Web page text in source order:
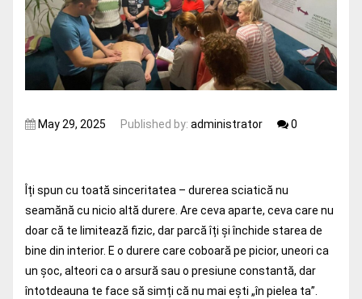
May 29, 2025 Published by: administrator 0
Îți spun cu toată sinceritatea – durerea sciatică nu
seamănă cu nicio altă durere. Are ceva aparte, ceva care nu
doar că te limitează fizic, dar parcă îți și închide starea de
bine din interior. E o durere care coboară pe picior, uneori ca
un șoc, alteori ca o arsură sau o presiune constantă, dar
întotdeauna te face să simți că nu mai ești „în pielea ta”.